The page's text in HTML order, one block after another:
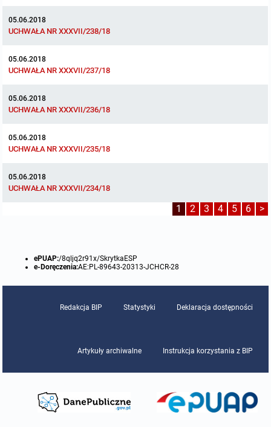
05.06.2018
UCHWAŁA NR XXXVII/238/18
05.06.2018
UCHWAŁA NR XXXVII/237/18
05.06.2018
UCHWAŁA NR XXXVII/236/18
05.06.2018
UCHWAŁA NR XXXVII/235/18
05.06.2018
UCHWAŁA NR XXXVII/234/18
1 2 3 4 5 6 >
ePUAP:/8qljq2r91x/SkrytkaESP
e-Doręczenia:AE:PL-89643-20313-JCHCR-28
Redakcja BIP Statystyki Deklaracja dostępności
Artykuły archiwalne Instrukcja korzystania z BIP